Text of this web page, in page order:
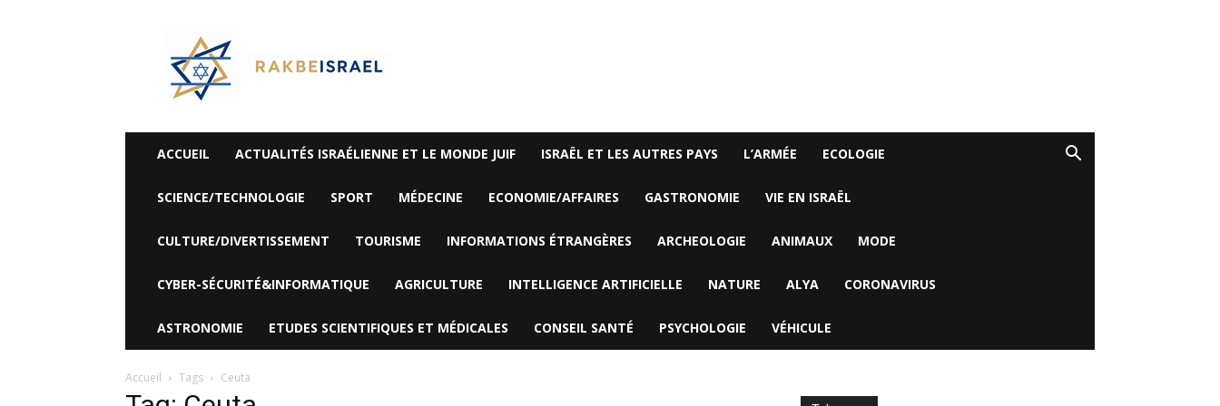
Rak
Be
Israel-
Alyaexpress-
News
ACCUEIL ACTUALITÉS ISRAÉLIENNE ET LE MONDE JUIF ISRAËL ET LES AUTRES PAYS L’ARMÉE ECOLOGIE
SCIENCE/TECHNOLOGIE SPORT MÉDECINE ECONOMIE/AFFAIRES GASTRONOMIE VIE EN ISRAËL
CULTURE/DIVERTISSEMENT TOURISME INFORMATIONS ÉTRANGÈRES ARCHEOLOGIE ANIMAUX MODE
CYBER-SÉCURITÉ&INFORMATIQUE AGRICULTURE INTELLIGENCE ARTIFICIELLE NATURE ALYA CORONAVIRUS
ASTRONOMIE ETUDES SCIENTIFIQUES ET MÉDICALES CONSEIL SANTÉ PSYCHOLOGIE VÉHICULE
Accueil Tags Ceuta